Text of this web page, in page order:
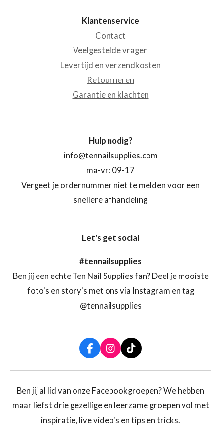
Klantenservice
Contact
Veelgestelde vragen
Levertijd en verzendkosten
Retourneren
Garantie en klachten
Hulp nodig?
info@tennailsupplies.com
ma-vr: 09-17
Vergeet je ordernummer niet te melden voor een
snellere afhandeling
Let's get social
#tennailsupplies
Ben jij een echte Ten Nail Supplies fan? Deel je mooiste
foto's en story's met ons via Instagram en tag
@tennailsupplies
F
a
c
b
o
k
I
n
s
a
r
a
T
i
k
o
Ben jij al lid van onze Facebookgroepen? We hebben
maar liefst drie gezellige en leerzame groepen vol met
inspiratie, live video's en tips en tricks.